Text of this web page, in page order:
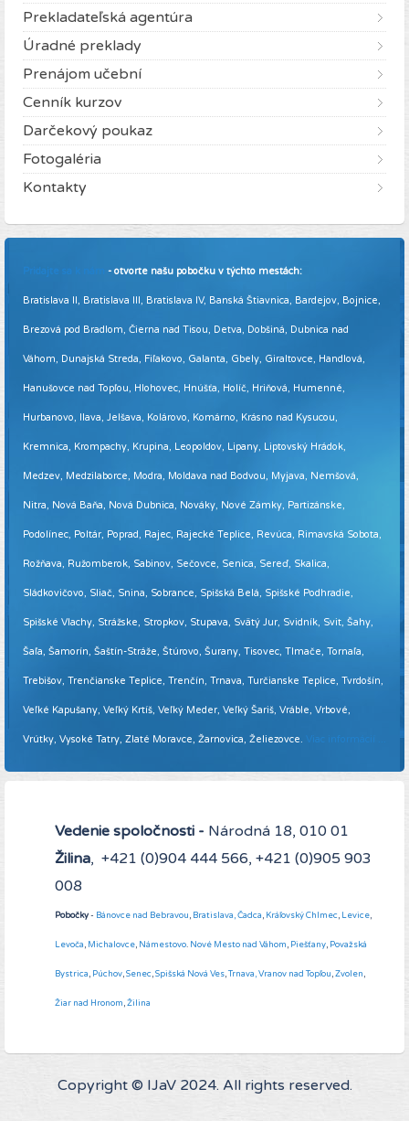
Prekladateľská agentúra
Úradné preklady
Prenájom učební
Cenník kurzov
Darčekový poukaz
Fotogaléria
Kontakty
Pridajte sa k nám - otvorte našu pobočku v týchto mestách:
Bratislava II, Bratislava III, Bratislava IV, Banská Štiavnica, Bardejov, Bojnice,
Brezová pod Bradlom, Čierna nad Tisou, Detva, Dobšiná, Dubnica nad
Váhom, Dunajská Streda, Fiľakovo, Galanta, Gbely, Giraltovce, Handlová,
Hanušovce nad Topľou, Hlohovec, Hnúšťa, Holíč, Hriňová, Humenné,
Hurbanovo, Ilava, Jelšava, Kolárovo, Komárno, Krásno nad Kysucou,
Kremnica, Krompachy, Krupina, Leopoldov, Lipany, Liptovský Hrádok,
Medzev, Medzilaborce, Modra, Moldava nad Bodvou, Myjava, Nemšová,
Nitra, Nová Baňa, Nová Dubnica, Nováky, Nové Zámky, Partizánske,
Podolínec, Poltár, Poprad, Rajec, Rajecké Teplice, Revúca, Rimavská Sobota,
Rožňava, Ružomberok, Sabinov, Sečovce, Senica, Sereď, Skalica,
Sládkovičovo, Sliač, Snina, Sobrance, Spišská Belá, Spišské Podhradie,
Spišské Vlachy, Strážske, Stropkov, Stupava, Svätý Jur, Svidník, Svit, Šahy,
Šaľa, Šamorín, Šaštín-Stráže, Štúrovo, Šurany, Tisovec, Tlmače, Tornaľa,
Trebišov, Trenčianske Teplice, Trenčín, Trnava, Turčianske Teplice, Tvrdošín,
Veľké Kapušany, Veľký Krtíš, Veľký Meder, Veľký Šariš, Vráble, Vrbové,
Vrútky, Vysoké Tatry, Zlaté Moravce, Žarnovica, Želiezovce. Viac informácií ...
Vedenie spoločnosti - Národná 18, 010 01
Žilina, +421 (0)904 444 566, +421 (0)905 903
008
Pobočky- Bánovce nad Bebravou, Bratislava,Čadca, Kráľovský Chlmec, Levice,
Levoča, Michalovce, Námestovo. Nové Mesto nad Váhom, Piešťany, Považská
Bystrica, Púchov,Senec,Spišská Nová Ves,Trnava,Vranov nad Topľou,Zvolen,
Žiar nad Hronom,Žilina
Copyright © IJaV 2024. All rights reserved.